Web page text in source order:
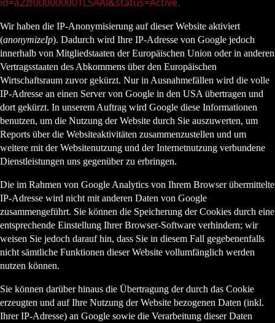
Wir haben die IP-Anonymisierung auf dieser Website aktiviert
(anonymizeIp). Dadurch wird Ihre IP-Adresse von Google jedoch
innerhalb von Mitgliedstaaten der Europäischen Union oder in anderen
Vertragsstaaten des Abkommens über den Europäischen
Wirtschaftsraum zuvor gekürzt. Nur in Ausnahmefällen wird die volle
IP-Adresse an einen Server von Google in den USA übertragen und
dort gekürzt. In unserem Auftrag wird Google diese Informationen
benutzen, um die Nutzung der Website durch Sie auszuwerten, um
Reports über die Websiteaktivitäten zusammenzustellen und um
weitere mit der Websitenutzung und der Internetnutzung verbundene
Dienstleistungen uns gegenüber zu erbringen.
Die im Rahmen von Google Analytics von Ihrem Browser übermittelte
IP-Adresse wird nicht mit anderen Daten von Google
zusammengeführt. Sie können die Speicherung der Cookies durch eine
entsprechende Einstellung Ihrer Browser-Software verhindern; wir
weisen Sie jedoch darauf hin, dass Sie in diesem Fall gegebenenfalls
nicht sämtliche Funktionen dieser Website vollumfänglich werden
nutzen können.
Sie können darüber hinaus die Übertragung der durch das Cookie
erzeugten und auf Ihre Nutzung der Website bezogenen Daten (inkl.
Ihrer IP-Adresse) an Google sowie die Verarbeitung dieser Daten